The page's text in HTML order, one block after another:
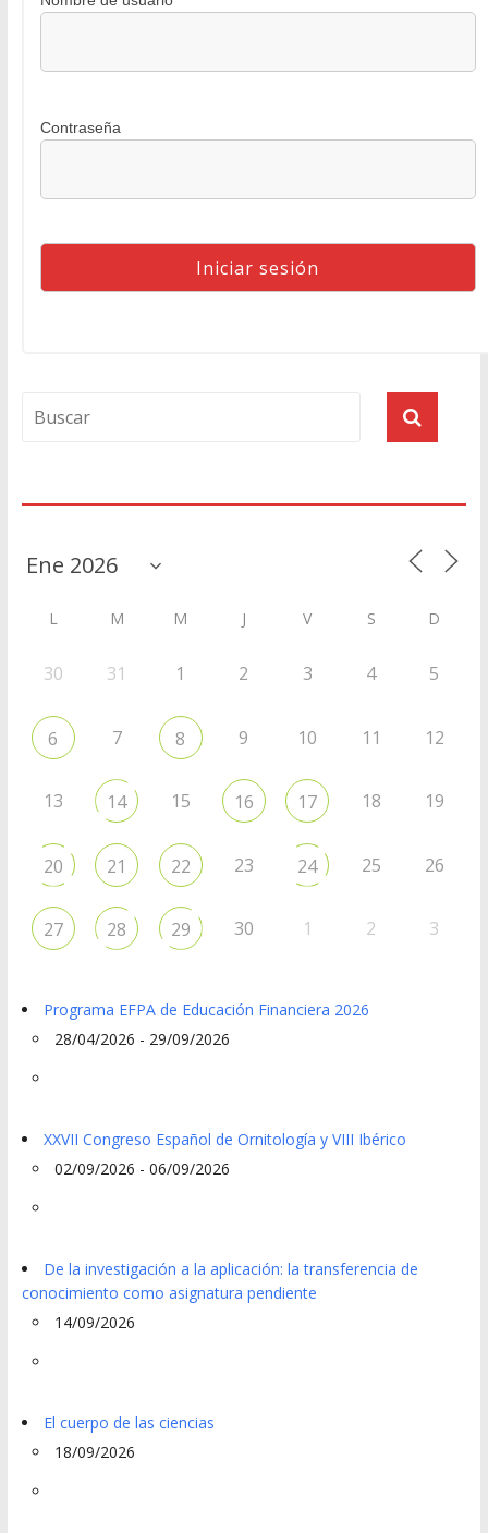
Contraseña
L M M J V S D
30 31 1 2 3 4 5
6 7 8 9 10 11 12
13 14 15 16 17 18 19
20 21 22 23 24 25 26
27 28 29 30 1 2 3
Programa EFPA de Educación Financiera 2026
28/04/2026 - 29/09/2026
XXVII Congreso Español de Ornitología y VIII Ibérico
02/09/2026 - 06/09/2026
De la investigación a la aplicación: la transferencia de
conocimiento como asignatura pendiente
14/09/2026
El cuerpo de las ciencias
18/09/2026